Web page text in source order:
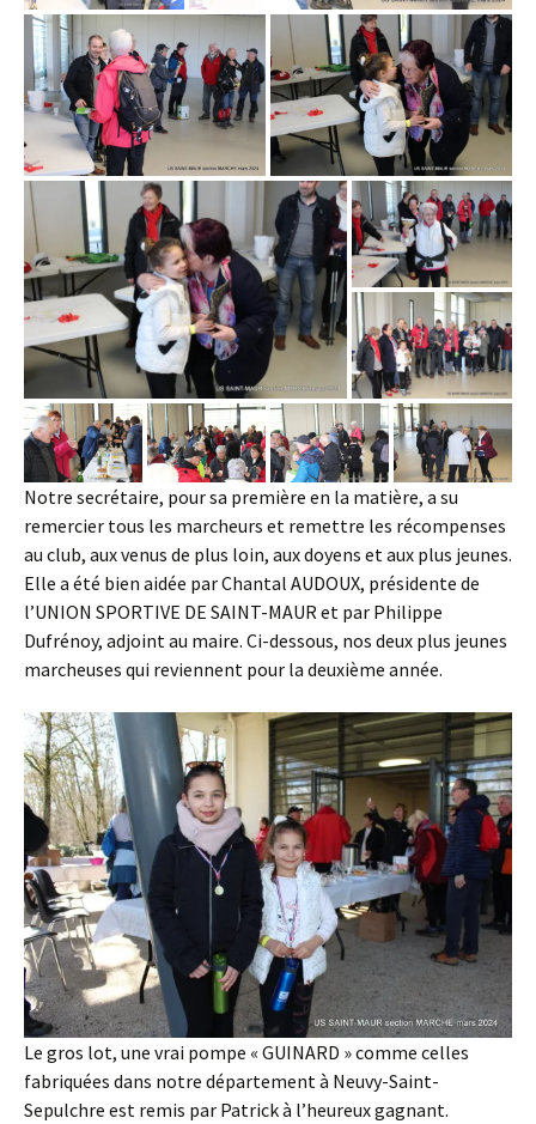
Notre secrétaire, pour sa première en la matière, a su
remercier tous les marcheurs et remettre les récompenses
au club, aux venus de plus loin, aux doyens et aux plus jeunes.
Elle a été bien aidée par Chantal AUDOUX, présidente de
l’UNION SPORTIVE DE SAINT-MAUR et par Philippe
Dufrénoy, adjoint au maire. Ci-dessous, nos deux plus jeunes
marcheuses qui reviennent pour la deuxième année.
Le gros lot, une vrai pompe « GUINARD » comme celles
fabriquées dans notre département à Neuvy-Saint-
Sepulchre est remis par Patrick à l’heureux gagnant.